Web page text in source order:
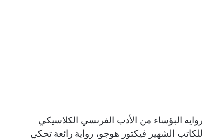
رواية البؤساء من الأدب الفرنسي الكلاسيكي
للكاتب الشهير فيكتور هوجو، رواية رائعة تحكي